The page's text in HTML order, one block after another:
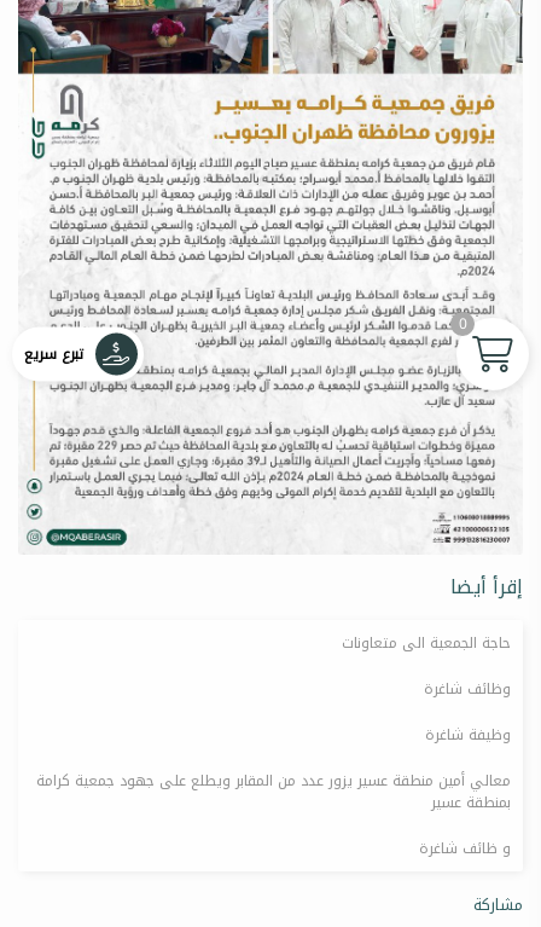
إقرأ أيضا
حاجة الجمعية الى متعاونات
وظائف شاغرة
وظيفة شاغرة
معالي أمين منطقة عسير يزور عدد من المقابر ويطلع على جهود جمعية كرامة
بمنطقة عسير
و ظائف شاغرة
مشاركة
تبرع سريع
0